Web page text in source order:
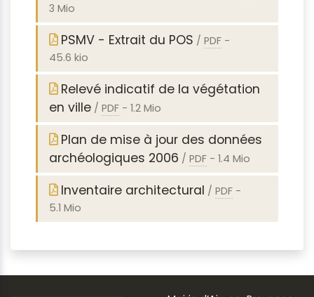
3 Mio
PSMV - Extrait du POS / PDF -
45.6 kio
Relevé indicatif de la végétation
en ville / PDF - 1.2 Mio
Plan de mise à jour des données
archéologiques 2006 / PDF - 1.4 Mio
Inventaire architectural / PDF -
5.1 Mio